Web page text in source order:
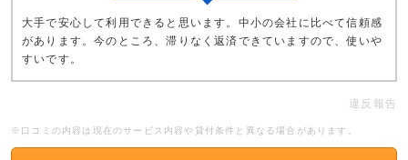
大手で安心して利用できると思います。中小の会社に比べて信頼感
があります。今のところ、滞りなく返済できていますので、使いや
すいです。
違反報告
※口コミの内容は現在のサービス内容や貸付条件と異なる場合があります。